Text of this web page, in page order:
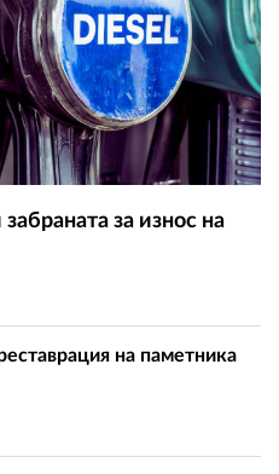
за износ на
на паметника